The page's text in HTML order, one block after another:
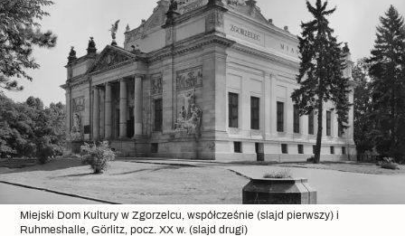
Miejski Dom Kultury w Zgorzelcu, współcześnie (slajd pierwszy) i
Ruhmeshalle, Görlitz, pocz. XX w. (slajd drugi)